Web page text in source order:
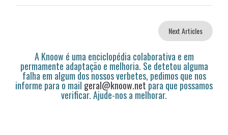
Next Articles
A Knoow é uma enciclopédia colaborativa e em
permamente adaptação e melhoria. Se detetou alguma
falha em algum dos nossos verbetes, pedimos que nos
informe para o mail geral@knoow.netpara que possamos
verificar. Ajude-nos a melhorar.